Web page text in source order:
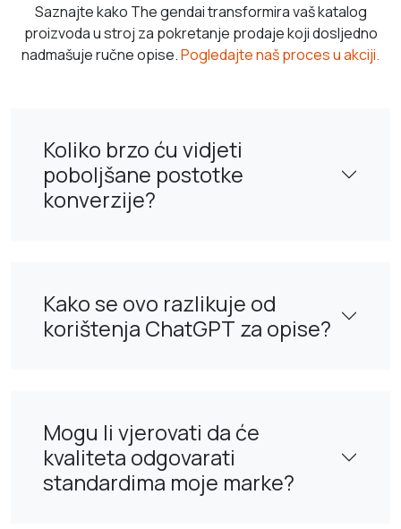
Saznajte kako The gendai transformira vaš katalog
proizvoda u stroj za pokretanje prodaje koji dosljedno
nadmašuje ručne opise.Pogledajte naš proces u akciji.
Koliko brzo ću vidjeti
poboljšane postotke
konverzije?
Kako se ovo razlikuje od
korištenja ChatGPT za opise?
Mogu li vjerovati da će
kvaliteta odgovarati
standardima moje marke?